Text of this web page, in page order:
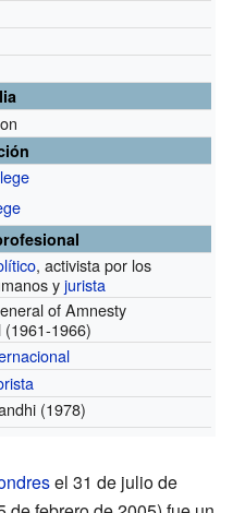
, activista por los
yjurista
of Amnesty
(1961-1966)
(1978)
el 31 de julio de